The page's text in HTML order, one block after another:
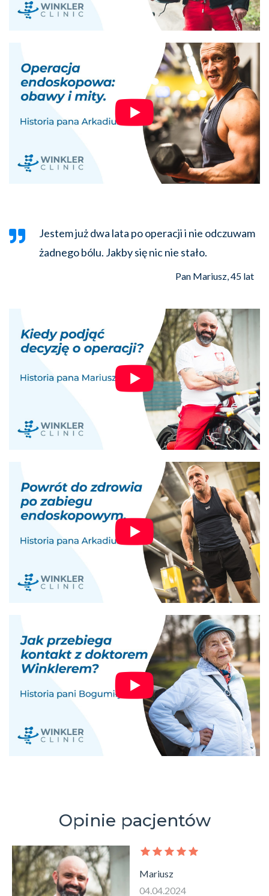
Jestem już dwa lata po operacji i nie odczuwam
żadnego bólu. Jakby się nic nie stało.
Pan Mariusz, 45 lat
Opinie pacjentów
Mariusz
04.04.2024